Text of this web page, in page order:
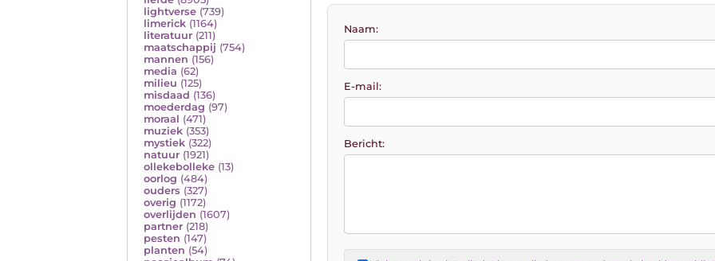
lightverse (739)
limerick (1164)
literatuur (211)
maatschappij (754)
mannen (156)
media (62)
milieu (125)
misdaad (136)
moederdag (97)
moraal (471)
muziek (353)
mystiek (322)
natuur (1921)
ollekebolleke (13)
oorlog (484)
ouders (327)
overig (1172)
overlijden (1607)
partner (218)
pesten (147)
planten (54)
Naam:
E-mail:
Bericht: